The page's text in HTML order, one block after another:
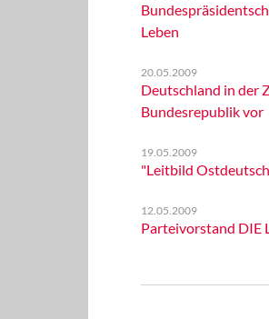
Leben
20.05.2009
Deutschland in der
Bundesrepublik vor
19.05.2009
"Leitbild
12.05.2009
Parteivorstand DIE